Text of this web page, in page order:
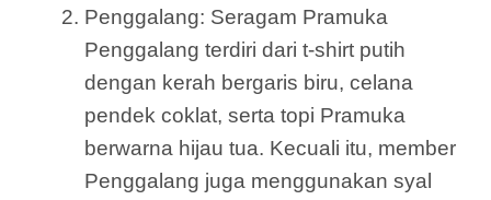
Penggalang: Seragam Pramuka
Penggalang terdiri dari t-shirt putih
dengan kerah bergaris biru, celana
pendek coklat, serta topi Pramuka
berwarna hijau tua. Kecuali itu, member
Penggalang juga menggunakan syal